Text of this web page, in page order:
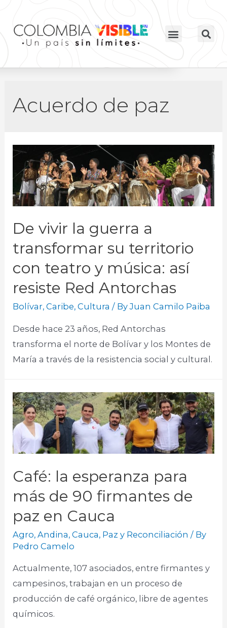
Acuerdo de paz
De vivir la guerra a
transformar su territorio
con teatro y música: así
resiste Red Antorchas
Bolívar,Caribe,Cultura / ByJuan Camilo Paiba
Desde hace 23 años, Red Antorchas
transforma el norte de Bolívar y los Montes de
María a través de la resistencia social y cultural.
Café: la esperanza para
más de 90 firmantes de
paz en Cauca
Agro,Andina,Cauca, Paz y Reconciliación / By
Pedro Camelo
Actualmente, 107 asociados, entre firmantes y
campesinos, trabajan en un proceso de
producción de café orgánico, libre de agentes
químicos.